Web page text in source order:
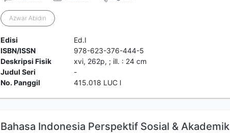
Azwar Abidin
Edisi
Ed.I
ISBN/ISSN
978-623-376-444-5
Deskripsi Fisik
xvi, 262p, ; ill. : 24 cm
Judul Seri
-
No. Panggil
415.018 LUC l
Bahasa Indonesia Perspektif Sosial & Akademik